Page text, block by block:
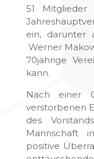
51 Mitglieder
ein, darunter
Werner
70jährige
kann.
Nach einer
verstorbenen
des
Mannschaft
positive